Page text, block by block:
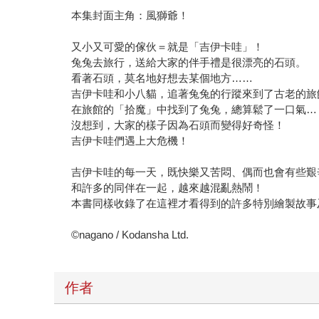
本集封面主角：風獅爺！
又小又可愛的傢伙＝就是「吉伊卡哇」！
兔兔去旅行，送給大家的伴手禮是很漂亮的石頭。
看著石頭，莫名地好想去某個地方……
吉伊卡哇和小八貓，追著兔兔的行蹤來到了古老的旅
在旅館的「拾魔」中找到了兔兔，總算鬆了一口氣…
沒想到，大家的樣子因為石頭而變得好奇怪！
吉伊卡哇們遇上大危機！
吉伊卡哇的每一天，既快樂又苦悶、偶而也會有些艱
和許多的同伴在一起，越來越混亂熱鬧！
本書同樣收錄了在這裡才看得到的許多特別繪製故事
©nagano / Kodansha Ltd.
作者